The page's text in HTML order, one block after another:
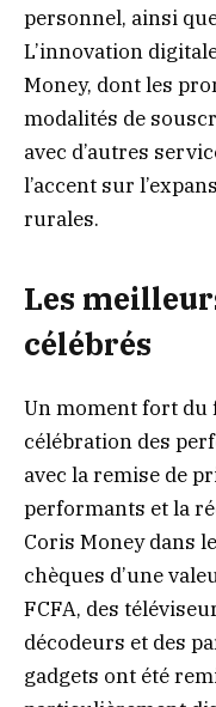
personnel, ainsi
L’innovation
Money, dont les
modalités de
avec d’autres
l’accent sur
rurales.
Les
célébrés
Un moment fort du
célébration des
avec la remise de
performants et la
Coris Money dans
chèques d’une
FCFA, des
décodeurs et des
gadgets ont été